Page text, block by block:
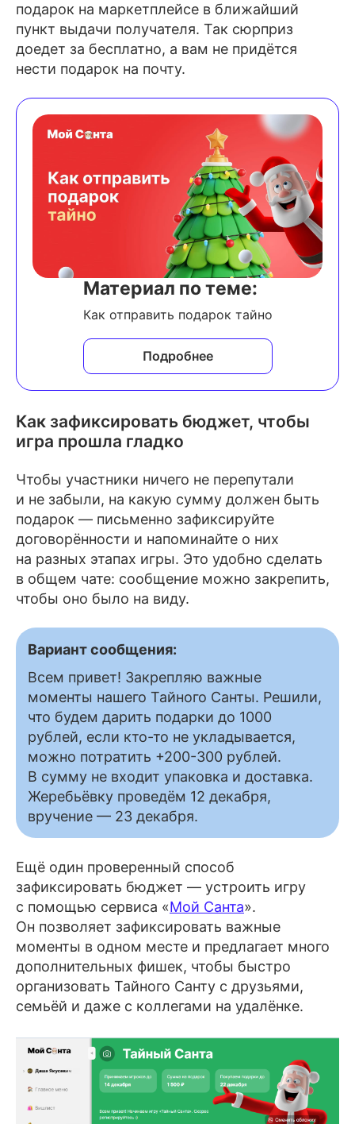
подарок на маркетплейсе в ближайший
пункт выдачи получателя. Так сюрприз
доедет за бесплатно, а вам не придётся
нести подарок на почту.
Материал по теме:
Как отправить подарок тайно
Подробнее
Как зафиксировать бюджет, чтобы
игра прошла гладко
Чтобы участники ничего не перепутали
и не забыли, на какую сумму должен быть
подарок — письменно зафиксируйте
договорённости и напоминайте о них
на разных этапах игры. Это удобно сделать
в общем чате: сообщение можно закрепить,
чтобы оно было на виду.
Вариант сообщения:
Всем привет! Закрепляю важные
моменты нашего Тайного Санты. Решили,
что будем дарить подарки до 1000
рублей, если кто-то не укладывается,
можно потратить +200-300 рублей.
В сумму не входит упаковка и доставка.
Жеребьёвку проведём 12 декабря,
вручение — 23 декабря.
Ещё один проверенный способ
зафиксировать бюджет — устроить игру
с помощью сервиса «Мой Санта».
Он позволяет зафиксировать важные
моменты в одном месте и предлагает много
дополнительных фишек, чтобы быстро
организовать Тайного Санту с друзьями,
семьёй и даже с коллегами на удалёнке.